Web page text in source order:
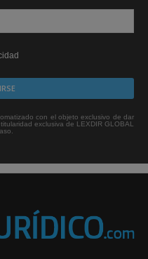
con el objeto exclusivo de dar
exclusiva de LEXDIR GLOBAL